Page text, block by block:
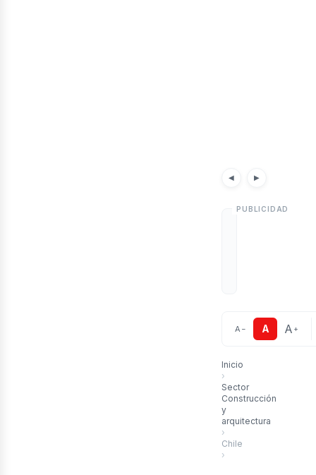
◀
Artículos Noticias por
▶
A − A A +
Inicio
›
Sector
Construcción
y
arquitectura
›
Chile
›